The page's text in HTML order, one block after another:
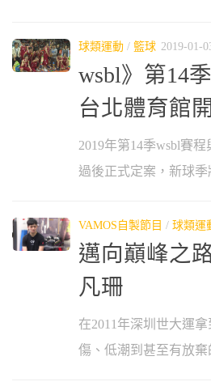
球類運動 / 籃球 2019-01-
wsbl》第14
台北體育館
2019年第14季wsbl賽
過後正式定案，新球季
VAMOS自製節目 / 球類運
邁向巔峰之
凡珊
在2011年深圳世大運
傷、低潮到甚至有放棄